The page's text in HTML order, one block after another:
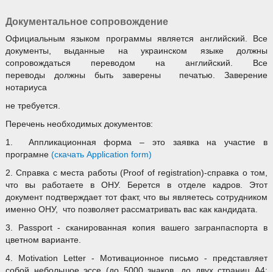
Документальное сопровождение
Официальным языком программы является английский. Все
документы, выданные на украинском языке должны
сопровождаться переводом на английский. Все
переводы должны быть заверены печатью. Заверение
нотариуса
не требуется.
Перечень необходимых документов:
1. Аппликационная форма – это заявка на участие в
програмне (скачать Application form)
2. Справка с места работы (Proof of registration)-справка о том,
что вы работаете в ОНУ. Берется в отделе кадров. Этот
документ подтверждает тот факт, что вы являетесь сотрудником
именно ОНУ, что позволяет рассматривать вас как кандидата.
3. Passport - сканированная копия вашего загранпаспорта в
цветном варианте.
4. Motivation Letter - Мотивационное письмо - представляет